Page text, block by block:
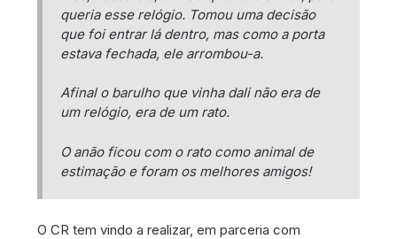
queria esse relógio. Tomou uma decisão
que foi entrar lá dentro, mas como a porta
estava fechada, ele arrombou-a.
Afinal o barulho que vinha dali não era de
um relógio, era de um rato.
O anão ficou com o rato como animal de
estimação e foram os melhores amigos!
O CR tem vindo a realizar, em parceria com